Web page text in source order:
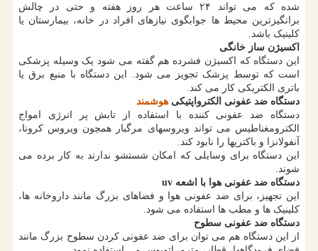
شده که می تواند ۲۴ ساعت هر روز هفته و حتی در چالش
برانگیزترین محیط ها جوابگوی نیازهای افراد در خانه، بیمارستان یا
کلینیک باشد.
اکسیژن ساز خانگی
این دستگاه که اکسیژن فشرده هم گفته می شود یک وسیله پزشکی
است که توسط پزشک تجویز می شود. این دستگاه با منبع برق یا
باتری الکتریکی کار می کند.
دستگاه ضد عفونی الکترواپتیکی هوشمند
دستگاه ضد عفونی کننده با استفاده از تابش پر انرژی امواج
الکترومغناطیس می تواند ویروسهای مرگبار همچون ویروس کرونا،
آنفولانزا و باکتریها را نابود کند.
این دستگاه برای وسایلی که امکان شستشو ندارند به کار برده می
شوند.
دستگاه ضد عفونی هوا با اشعه uv
این تجهیز، برای ضد عفونی هوا و فضاهای بزرگ مانند داروخانه ها،
کلینیک ها و مطب ها استفاده می شود.
دستگاه ضد عفونی سطوح
از این دستگاه هم می توان برای ضد عفونی کردن سطوح بزرگ مانند